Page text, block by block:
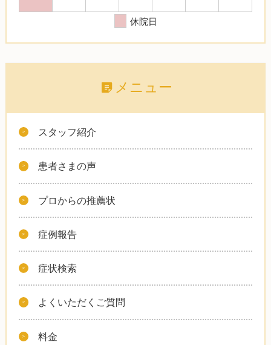
休院日
メニュー
スタッフ紹介
患者さまの声
プロからの推薦状
症例報告
症状検索
よくいただくご質問
料金